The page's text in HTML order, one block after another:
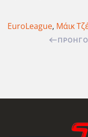
EuroLeague, Μάικ